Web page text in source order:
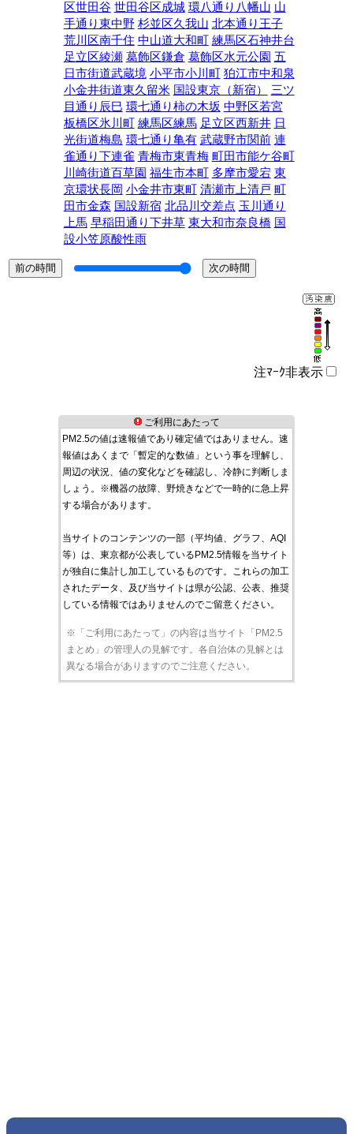
区世田谷 世田谷区成城 環八通り八幡山 山
手通り東中野 杉並区久我山 北本通り王子
荒川区南千住 中山道大和町 練馬区石神井台
足立区綾瀬 葛飾区鎌倉 葛飾区水元公園 五
日市街道武蔵境 小平市小川町 狛江市中和泉
小金井街道東久留米 国設東京（新宿）
三ツ
目通り辰巳 環七通り柿の木坂 中野区若宮
板橋区氷川町 練馬区練馬 足立区西新井 日
光街道梅島 環七通り亀有 武蔵野市関前 連
雀通り下連雀 青梅市東青梅 町田市能ケ谷町
川崎街道百草園 福生市本町 多摩市愛宕 東
京環状長岡 小金井市東町 清瀬市上清戸 町
田市金森 国設新宿 北品川交差点 玉川通り
上馬 早稲田通り下井草 東大和市奈良橋 国
設小笠原酸性雨
注ﾏｰｸ非表示
ご利用にあたって
PM2.5の値は速報値であり確定値ではありません。速
報値はあくまで「暫定的な数値」という事を理解し、
周辺の状況、値の変化などを確認し、冷静に判断しま
しょう。※機器の故障、野焼きなどで一時的に急上昇
する場合があります。
当サイトのコンテンツの一部（平均値、グラフ、AQI
等）は、東京都が公表しているPM2.5情報を当サイト
が独自に集計し加工しているものです。これらの加工
されたデータ、及び当サイトは県が公認、公表、推奨
している情報ではありませんのでご留意ください。
※「ご利用にあたって」の内容は当サイト「PM2.5
まとめ」の管理人の見解です。各自治体の見解とは
異なる場合がありますのでご注意ください。